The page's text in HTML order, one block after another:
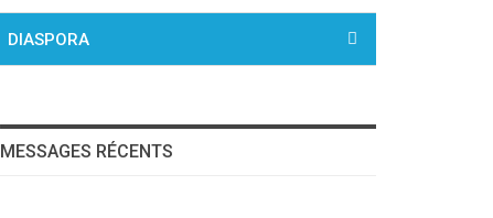
DIASPORA
MESSAGES RÉCENTS